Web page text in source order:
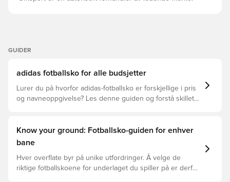
GUIDER
adidas fotballsko for alle budsjetter
Lurer du på hvorfor adidas-fotballsko er forskjellige i pris
og navneoppgivelse? Les denne guiden og forstå skillet
Know your ground: Fotballsko-guiden for enhver
bane
Hver overflate byr på unike utfordringer. Å velge de
riktige fotballskoene for underlaget du spiller på er derfor